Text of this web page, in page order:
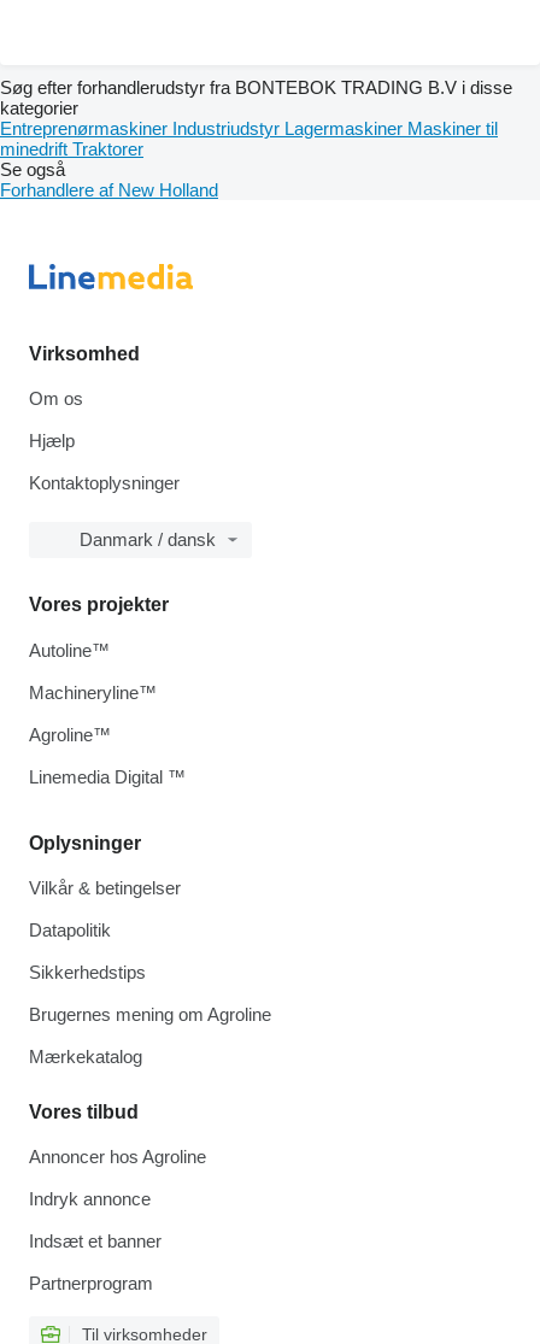
Søg efter forhandlerudstyr fra BONTEBOK TRADING B.V i disse
kategorier
Entreprenørmaskiner Industriudstyr Lagermaskiner Maskiner til
minedrift Traktorer
Se også
Forhandlere af New Holland
Virksomhed
Om os
Hjælp
Kontaktoplysninger
Danmark / dansk
Oplysninger
Vilkår & betingelser
Datapolitik
Sikkerhedstips
Brugernes mening om Agroline
Mærkekatalog
Vores tilbud
Annoncer hos Agroline
Indryk annonce
Indsæt et banner
Partnerprogram
Til virksomheder
Vores projekter
Autoline™
Machineryline™
Agroline™
Linemedia Digital ™